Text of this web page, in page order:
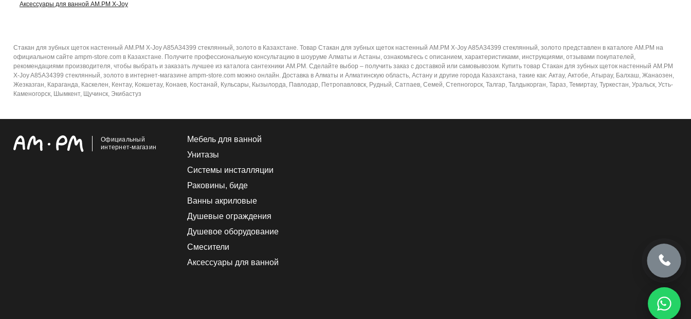
Аксессуары для ванной AM.PM X-Joy
Стакан для зубных щеток настенный AM.PM X-Joy A85A34399 стеклянный, золото в Казахстане. Товар Стакан для зубных щеток настенный AM.PM X-Joy A85A34399 стеклянный, золото представлен в каталоге AM.PM на
официальном сайте ampm-store.com в Казахстане. Получите профессиональную консультацию в шоуруме Алматы и Астаны, ознакомьтесь с описанием, характеристиками, инструкциями, отзывами покупателей,
рекомендациями производителя, чтобы выбрать и заказать лучшее из каталога сантехники AM.PM. Сделайте выбор – получить заказ с доставкой или самовывозом. Купить товар Стакан для зубных щеток настенный AM.PM
X-Joy A85A34399 стеклянный, золото в интернет-магазине ampm-store.com можно онлайн. Доставка в Алматы и Алматинскую область, Астану и другие города Казахстана, такие как: Актау, Актобе, Атырау, Балхаш, Жанаозен,
Жезказган, Караганда, Каскелен, Кентау, Кокшетау, Конаев, Костанай, Кульсары, Кызылорда, Павлодар, Петропавловск, Рудный, Сатпаев, Семей, Степногорск, Талгар, Талдыкорган, Тараз, Темиртау, Туркестан, Уральск, Усть-
Каменогорск, Шымкент, Щучинск, Экибастуз
Официальный
интернет-магазин
Мебель для ванной
Унитазы
Системы инсталляции
Раковины, биде
Ванны акриловые
Душевые ограждения
Душевое оборудование
Смесители
Аксессуары для ванной